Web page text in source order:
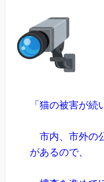
「猫の被害が続
市内、市外の
があるので、